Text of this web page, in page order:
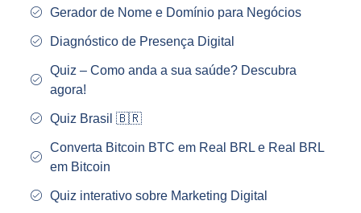
Gerador de Nome e Domínio para Negócios
Diagnóstico de Presença Digital
Quiz – Como anda a sua saúde? Descubra
agora!
Quiz Brasil 🇧🇷
Converta Bitcoin BTC em Real BRL e Real BRL
em Bitcoin
Quiz interativo sobre Marketing Digital